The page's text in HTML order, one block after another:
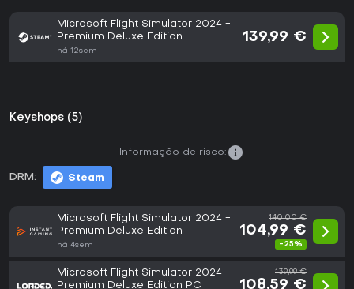
Microsoft Flight Simulator 2024 -
Premium Deluxe Edition
há 12sem
139,99 €
Keyshops (5)
DRM: Steam
Informação de risco:
Microsoft Flight Simulator 2024 -
Premium Deluxe Edition
há 4sem
140,00 €
104,99 €
-25%
Microsoft Flight Simulator 2024 -
Premium Deluxe Edition PC
139,99 €
108,59 €